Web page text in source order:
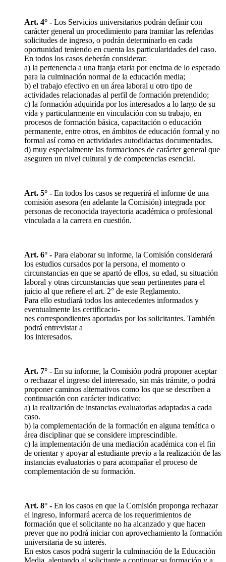
Art. 4° - Los Servicios universitarios podrán definir con
carácter general un procedimiento para tramitar las referidas
solicitudes de ingreso, o podrán determinarlo en cada
oportunidad teniendo en cuenta las particularidades del caso.
En todos los casos deberán considerar:
a) la pertenencia a una franja etaria por encima de lo esperado
para la culminación normal de la educación media;
b) el trabajo efectivo en un área laboral u otro tipo de
actividades relacionadas al perfil de formación pretendido;
c) la formación adquirida por los interesados a lo largo de su
vida y particularmente en vinculación con su trabajo, en
procesos de formación básica, capacitación o educación
permanente, entre otros, en ámbitos de educación formal y no
formal así como en actividades autodidactas documentadas.
d) muy especialmente las formaciones de carácter general que
aseguren un nivel cultural y de competencias esencial.
Art. 5° - En todos los casos se requerirá el informe de una
comisión asesora (en adelante la Comisión) integrada por
personas de reconocida trayectoria académica o profesional
vinculada a la carrera en cuestión.
Art. 6° - Para elaborar su informe, la Comisión considerará
los estudios cursados por la persona, el momento o
circunstancias en que se apartó de ellos, su edad, su situación
laboral y otras circunstancias que sean pertinentes para el
juicio al que refiere el art. 2° de este Reglamento.
Para ello estudiará todos los antecedentes informados y
eventualmente las certificacio-
nes correspondientes aportadas por los solicitantes. También
podrá entrevistar a
los interesados.
Art. 7° - En su informe, la Comisión podrá proponer aceptar
o rechazar el ingreso del interesado, sin más trámite, o podrá
proponer caminos alternativos como los que se describen a
continuación con carácter indicativo:
a) la realización de instancias evaluatorias adaptadas a cada
caso.
b) la complementación de la formación en alguna temática o
área disciplinar que se considere imprescindible.
c) la implementación de una mediación académica con el fin
de orientar y apoyar al estudiante previo a la realización de las
instancias evaluatorias o para acompañar el proceso de
complementación de su formación.
Art. 8° - En los casos en que la Comisión proponga rechazar
el ingreso, informará acerca de los requerimientos de
formación que el solicitante no ha alcanzado y que hacen
prever que no podrá iniciar con aprovechamiento la formación
universitaria de su interés.
En estos casos podrá sugerir la culminación de la Educación
Media, alentando al solicitante a continuar su formación y a